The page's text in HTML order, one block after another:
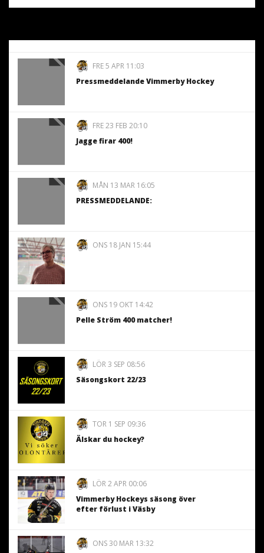
FRE 5 APR 11:03
Pressmeddelande Vimmerby Hockey
FRE 23 FEB 20:10
Jagge firar 400!
MÅN 13 MAR 16:05
PRESSMEDDELANDE:
ONS 18 JAN 15:44
ONS 19 OKT 14:42
Pelle Ström 400 matcher!
LÖR 3 SEP 08:56
Säsongskort 22/23
TOR 1 SEP 09:36
Älskar du hockey?
LÖR 2 APR 00:06
Vimmerby Hockeys säsong över
efter förlust i Väsby
ONS 30 MAR 13:32